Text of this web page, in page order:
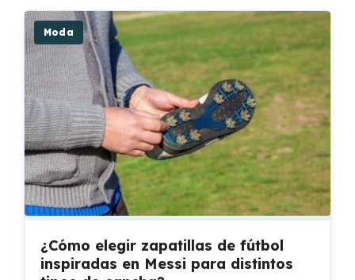
Moda
¿Cómo elegir zapatillas de fútbol
inspiradas en Messi para distintos